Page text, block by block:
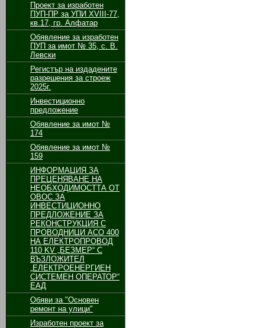
Проект за изработен
ПУП-ПР за УПИ ХVІІІ-77,
кв.17, гр. Алфатар
Обявление за изработен
ПУП за имот № 35, с. В.
Левски
Регистър на издадените
разрешения за строеж
2025г.
Инвестиционно
предложение
Обявление за имот №
174
Обявление за имот №
159
ИНФОРМАЦИЯ ЗА
ПРЕЦЕНЯВАНЕ НА
НЕОБХОДИМОСТТА ОТ
ОВОС ЗА
ИНВЕСТИЦИОННО
ПРЕДЛОЖЕНИЕ ЗА
РЕКОНСТРУКЦИЯ С
ПРОВОДНИЦИ АСО 400
НА ЕЛЕКТРОПРОВОД
110 KV „БЕЗМЕР“ С
ВЪЗЛОЖИТЕЛ
„ЕЛЕКТРОЕНЕРГИЕН
СИСТЕМЕН ОПЕРАТОР“
ЕАД
Обяви за "Основен
ремонт на улици"
Изработен проект за